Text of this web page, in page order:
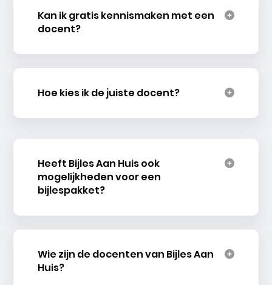
Kan ik gratis kennismaken met een
docent?
Hoe kies ik de juiste docent?
Heeft Bijles Aan Huis ook
mogelijkheden voor een
bijlespakket?
Wie zijn de docenten van Bijles Aan
Huis?